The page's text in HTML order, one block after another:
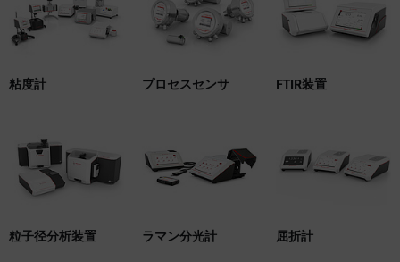
粘度計 プロセスセンサ FTIR装置
粒子径分析装置 ラマン分光計 屈折計